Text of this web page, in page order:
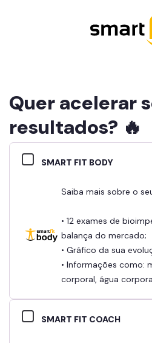
Quer acelerar
resultados? 🔥
SMART FIT BODY
Saiba mais sobre o
• 12 exames de
balança do mercado;
• Gráfico da sua
• Informações como:
corporal, água
SMART FIT COACH